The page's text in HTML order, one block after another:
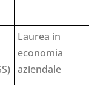
Laurea in
economia
aziendale